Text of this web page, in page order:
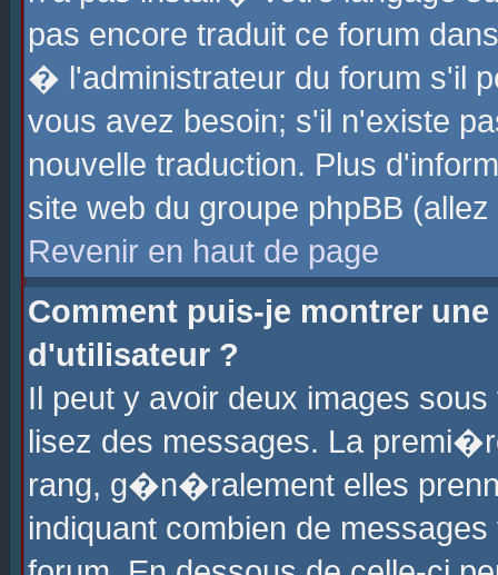
pas encore traduit ce forum
� l'administrateur du forum s'il
vous avez besoin; s'il n'existe
nouvelle traduction. Plus
site web du groupe phpBB
Revenir en haut de page
Comment puis-je montrer
d'utilisateur ?
Il peut y avoir deux images
lisez des messages. La
rang, g�n�ralement elles
indiquant combien de